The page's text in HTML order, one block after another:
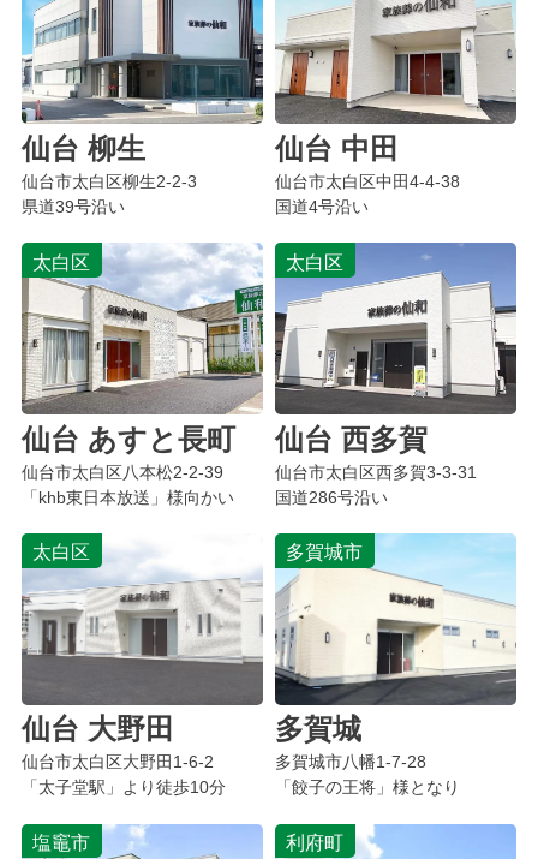
仙台 柳生
仙台市太白区柳生2-2-3
県道39号沿い
仙台 中田
仙台市太白区中田4-4-38
国道4号沿い
太白区
仙台 あすと長町
仙台市太白区八本松2-2-39
「khb東日本放送」様向かい
太白区
仙台 西多賀
仙台市太白区西多賀3-3-31
国道286号沿い
太白区
仙台 大野田
仙台市太白区大野田1-6-2
「太子堂駅」より徒歩10分
多賀城市
多賀城
多賀城市八幡1-7-28
「餃子の王将」様となり
塩竈市 利府町